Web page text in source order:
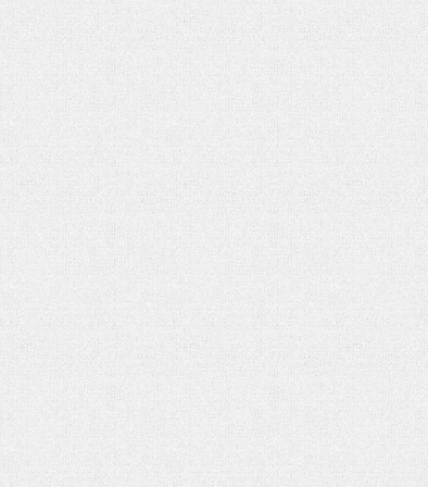
شماره دوم ماهنامه الکترونیکی